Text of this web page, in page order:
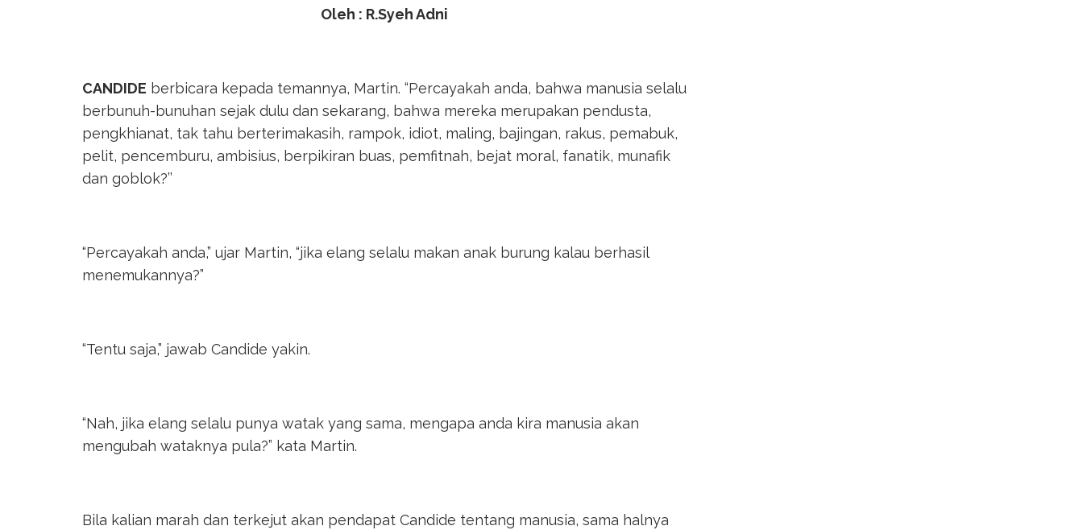
Oleh : R.Syeh Adni
CANDIDE berbicara kepada temannya, Martin. “Percayakah anda, bahwa manusia selalu
berbunuh-bunuhan sejak dulu dan sekarang, bahwa mereka merupakan pendusta,
pengkhianat, tak tahu berterimakasih, rampok, idiot, maling, bajingan, rakus, pemabuk,
pelit, pencemburu, ambisius, berpikiran buas, pemfitnah, bejat moral, fanatik, munafik
dan goblok?’’
“Percayakah anda,” ujar Martin, “jika elang selalu makan anak burung kalau berhasil
menemukannya?”
“Tentu saja,” jawab Candide yakin.
“Nah, jika elang selalu punya watak yang sama, mengapa anda kira manusia akan
mengubah wataknya pula?” kata Martin.
Bila kalian marah dan terkejut akan pendapat Candide tentang manusia, sama halnya